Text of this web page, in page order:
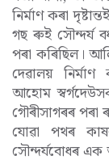
নিৰ্মাণ কৰা
গছ ৰুই সৌন্দৰ্য
পৰা কৰিছিল।
দেৱালয়
আহোম
গৌৰীসাগৰৰ
যোৱা পথৰ
সৌন্দৰ্যবোধৰ